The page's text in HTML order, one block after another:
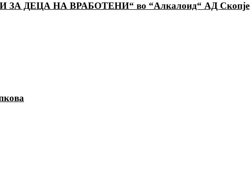
ЗА ДЕЦА НА ВРАБОТЕНИ“ во “Алкалоид“ АД Скопје